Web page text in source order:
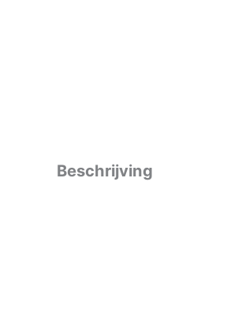
Beschrijving